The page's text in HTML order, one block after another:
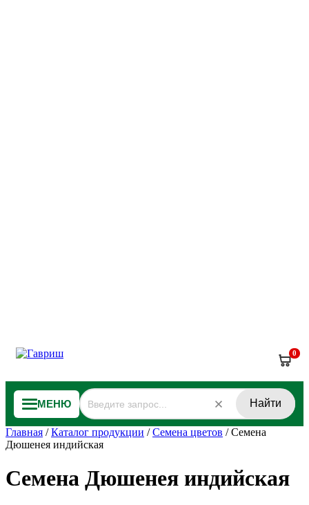
0
МЕНЮ Найти
Главная /Каталог продукции /Семена цветов /Семена
Дюшенея индийская
Семена Дюшенея индийская